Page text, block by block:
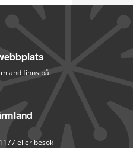
finns på:
eller besök